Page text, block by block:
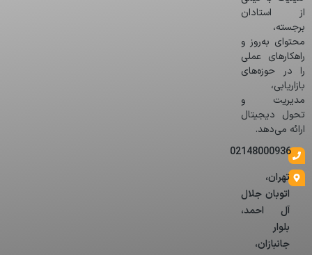
از استادان
برجسته،
محتوای به‌روز و
راهکارهای عملی
را در حوزه‌های
بازاریابی،
مدیریت و
تحول دیجیتال
ارائه می‌دهد.
02148000936
تهران،
اتوبان جلال
آل احمد،
بلوار
جانبازان،